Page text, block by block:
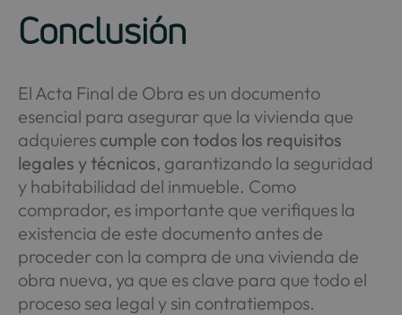
Conclusión
El Acta Final de Obra es un documento
esencial para asegurar que la vivienda que
adquieres cumple con todos los requisitos
legales y técnicos, garantizando la seguridad
y habitabilidad del inmueble. Como
comprador, es importante que verifiques la
existencia de este documento antes de
proceder con la compra de una vivienda de
obra nueva, ya que es clave para que todo el
proceso sea legal y sin contratiempos.